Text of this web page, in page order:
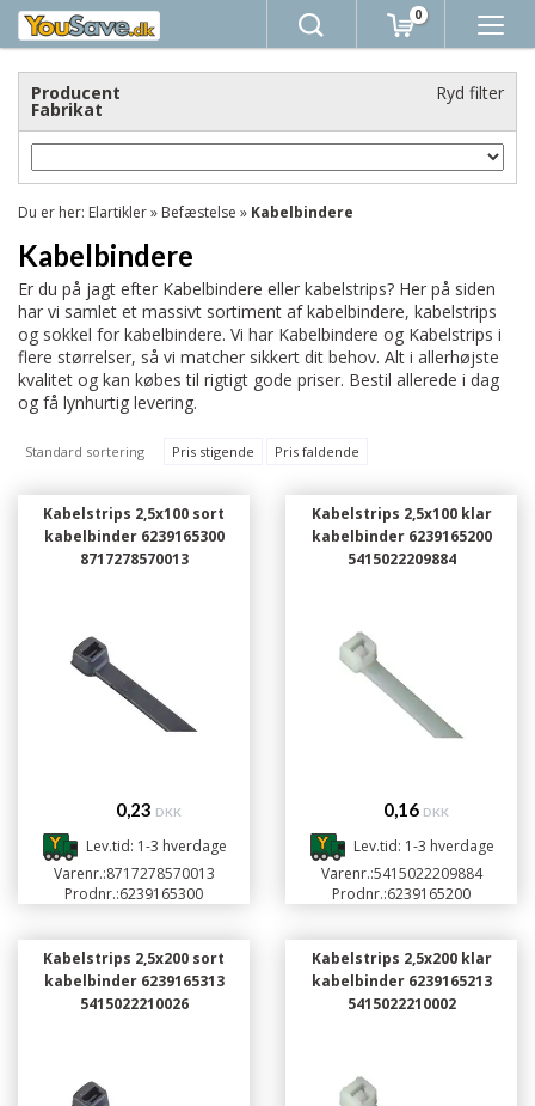
0
Producent
Fabrikat
Ryd filter
Du er her: Elartikler» Befæstelse » Kabelbindere
Kabelbindere
Er du på jagt efter Kabelbindere eller kabelstrips? Her på siden
har vi samlet et massivt sortiment af kabelbindere, kabelstrips
og sokkel for kabelbindere. Vi har Kabelbindere og Kabelstrips i
flere størrelser, så vi matcher sikkert dit behov. Alt i allerhøjste
kvalitet og kan købes til rigtigt gode priser. Bestil allerede i dag
og få lynhurtig levering.
Standard sortering Pris stigende Pris faldende
Kabelstrips 2,5x100 sort
kabelbinder 6239165300
8717278570013
0,23 DKK
Lev.tid: 1-3 hverdage
Varenr.:8717278570013
Prodnr.:6239165300
Kabelstrips 2,5x100 klar
kabelbinder 6239165200
5415022209884
0,16 DKK
Lev.tid: 1-3 hverdage
Varenr.:5415022209884
Prodnr.:6239165200
Kabelstrips 2,5x200 sort
kabelbinder 6239165313
5415022210026
Kabelstrips 2,5x200 klar
kabelbinder 6239165213
5415022210002